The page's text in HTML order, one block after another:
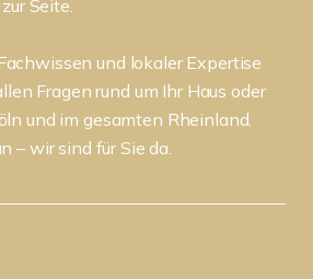
Seite.
und lokaler Expertise
Fragen rund um Ihr Haus oder
und im gesamten Rheinland.
– wir sind für Sie da.